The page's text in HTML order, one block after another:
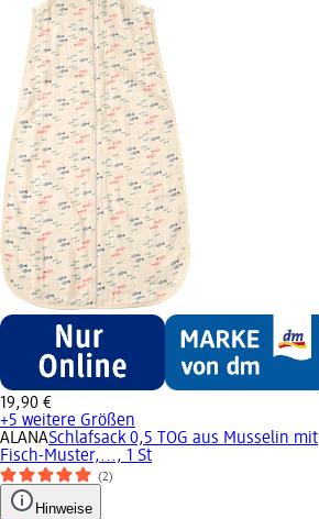
19,90 €
+5 weitere Größen
ALANASchlafsack 0,5 TOG aus Musselin mit
Fisch-Muster,..., 1 St
(2)
Hinweise